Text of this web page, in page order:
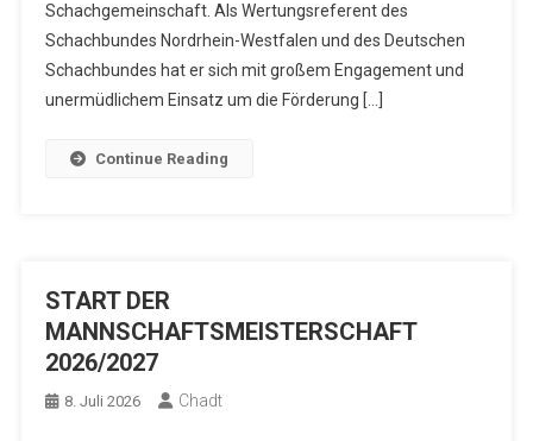
Schachgemeinschaft. Als Wertungsreferent des
Schachbundes Nordrhein-Westfalen und des Deutschen
Schachbundes hat er sich mit großem Engagement und
unermüdlichem Einsatz um die Förderung […]
Continue Reading
START DER
MANNSCHAFTSMEISTERSCHAFT
2026/2027
8. Juli 2026 Chadt